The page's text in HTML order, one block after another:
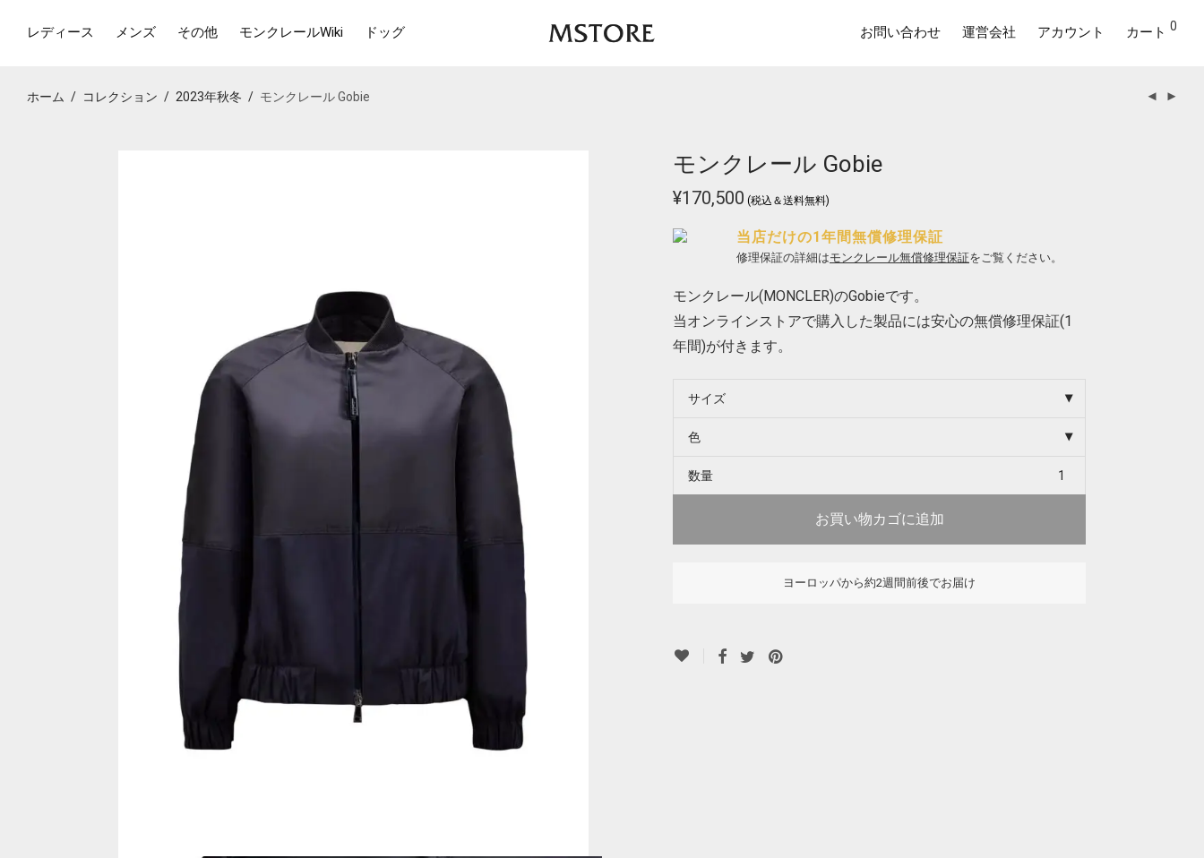
レディース メンズ その他 モンクレールWiki ドッグ お問い合わせ 運営会社 アカウント カート 0
ホーム / コレクション / 2023年秋冬 / モンクレール Gobie
モンクレール Gobie
¥170,500 (税込＆送料無料)
当店だけの1年間無償修理保証
修理保証の詳細はモンクレール無償修理保証をご覧ください。
モンクレール(MONCLER)のGobieです。
当オンラインストアで購入した製品には安心の無償修理保証(1
年間)が付きます。
サイズ
色
数量
お買い物カゴに追加
ヨーロッパから約2週間前後でお届け